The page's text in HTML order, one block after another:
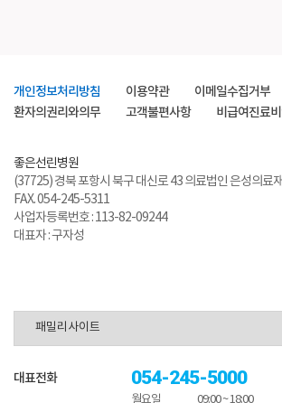
개인정보처리방침 이용약관 이메일수집거부
환자의권리와의무
고객불편사항 비급여진료
좋은선린병원
(37725) 경북 포항시 북구 대신로 43 의료법인 은성의료
FAX. 054-245-5311
사업자등록번호 : 113-82-09244
대표자 : 구자성
대표전화 054-245-5000
월요일 09:00 ~ 18:00